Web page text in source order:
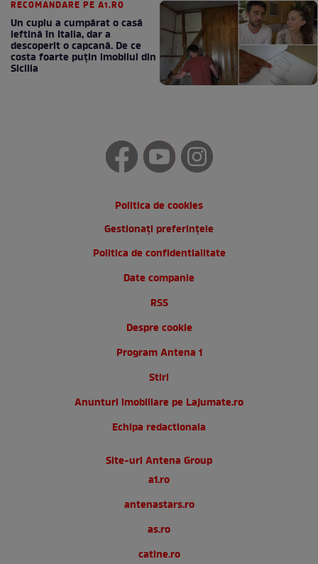
RECOMANDARE PE A1.RO
Un cuplu a cumpărat o casă
ieftină în Italia, dar a
descoperit o capcană. De ce
costa foarte puțin imobilul din
Sicilia
Politica de cookies
Gestionați preferințele
Politica de confidentialitate
Date companie
RSS
Despre cookie
Program Antena 1
Stiri
Anunturi imobiliare pe Lajumate.ro
Echipa redactionala
Site-uri Antena Group
a1.ro
antenastars.ro
as.ro
catine.ro